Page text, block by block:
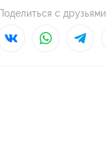
с друзьями